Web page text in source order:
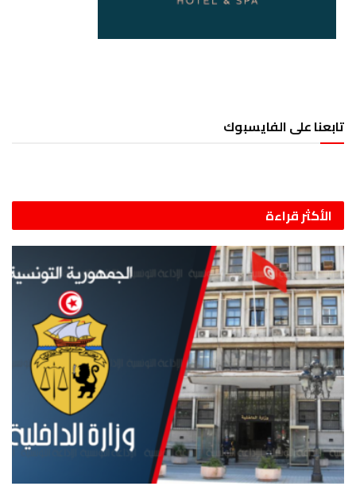
تابعنا على الفايسبوك
الأكثر قراءة